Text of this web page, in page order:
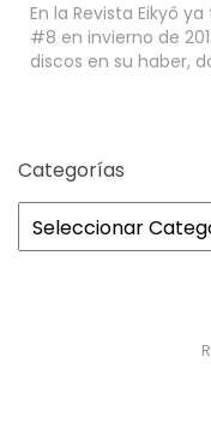
En la Revista Eikyô
#8 en invierno de
discos en su haber,
Categorías